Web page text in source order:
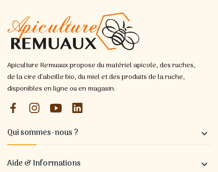
Apiculture Remuaux propose du matériel apicole, des ruches,
de la cire d’abeille bio, du miel et des produits de la ruche,
disponibles en ligne ou en magasin.
Qui sommes-nous ? 
Aide & Informations 